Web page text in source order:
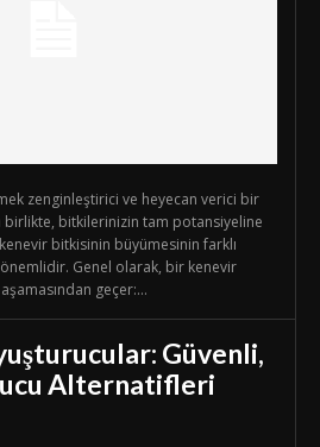
zenginleştirici ve heyecan verici bir
bitkilerinizin tam potansiyeline
bitkisinin büyümesinin farklı
önemlidir. Genel olarak, bir kenevir
geçer:...
Güvenli,
Alternatifleri